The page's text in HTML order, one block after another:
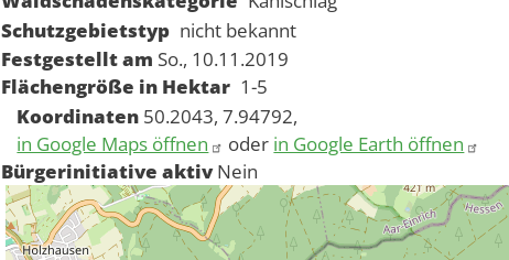
Schutzgebietstyp nicht bekannt
Festgestellt am So., 10.11.2019
Flächengröße in Hektar 1-5
Koordinaten 50.2043, 7.94792,
in Google Maps öffnen
oder in Google Earth öffnen
Bürgerinitiative aktiv Nein